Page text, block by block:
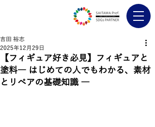
【フィギュア好き必見】フィギュアと
塗料― はじめての人でもわかる、素材
とリペアの基礎知識 ―
吉田 裕志
2025年12月29日